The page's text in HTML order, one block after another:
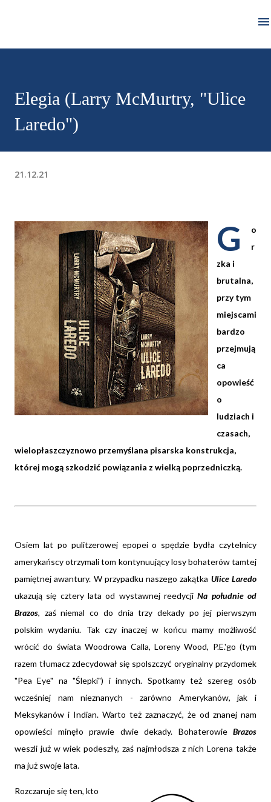
Elegia (Larry McMurtry, "Ulice
Laredo")
21.12.21
G
o
r
zka i
brutalna,
przy tym
miejscami
bardzo
przejmują
ca
opowieść
o
ludziach i
czasach,
wielopłaszczyznowo przemyślana pisarska konstrukcja,
której mogą szkodzić powiązania z wielką poprzedniczką.
Osiem lat po pulitzerowej epopei o spędzie bydła czytelnicy
amerykańscy otrzymali tom kontynuujący losy bohaterów tamtej
pamiętnej awantury. W przypadku naszego zakątka Ulice Laredo
ukazują się cztery lata od wystawnej reedycjiNa południe od
Brazos, zaś niemal co do dnia trzy dekady po jej pierwszym
polskim wydaniu. Tak czy inaczej w końcu mamy możliwość
wrócić do świata Woodrowa Calla, Loreny Wood, P.E.'go (tym
razem tłumacz zdecydował się spolszczyć oryginalny przydomek
"Pea Eye" na "Ślepki") i innych. Spotkamy też szereg osób
wcześniej nam nieznanych - zarówno Amerykanów, jak i
Meksykanów i Indian. Warto też zaznaczyć, że od znanej nam
opowieści minęło prawie dwie dekady. Bohaterowie Brazos
weszli już w wiek podeszły, zaś najmłodsza z nich Lorena także
ma już swoje lata.
Rozczaruje się ten, kto